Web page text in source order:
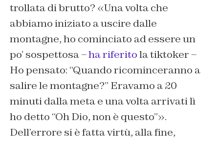
trollata di brutto? «Una volta che
abbiamo iniziato a uscire dalle
montagne, ho cominciato ad essere un
po’ sospettosa –ha riferitola tiktoker –
Ho pensato: “Quando ricominceranno a
salire le montagne?” Eravamo a 20
minuti dalla meta e una volta arrivati lì
ho detto “Oh Dio, non è questo”».
Dell’errore si è fatta virtù, alla fine,